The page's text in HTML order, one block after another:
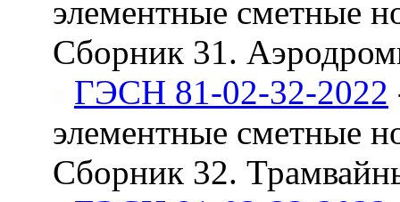
элементные сметные
Сборник 31.
ГЭСН 81-02-32-2022
элементные сметные
Сборник 32.